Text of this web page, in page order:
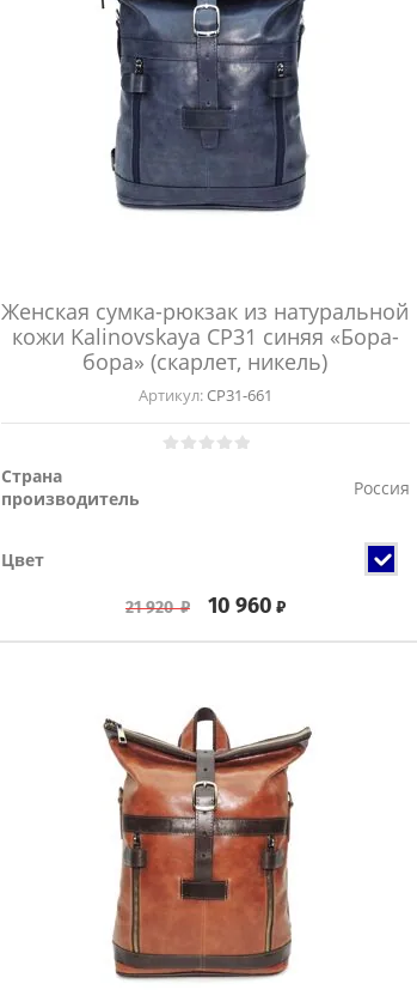
Женская сумка-рюкзак из натуральной
кожи Kalinovskaya СР31 синяя «Бора-
бора» (скарлет, никель)
Артикул:СР31-661
Страна
производитель
Россия
Цвет
21 920₽ 10 960 ₽